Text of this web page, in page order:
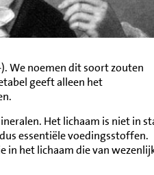
We noemen dit soort zouten
geeft alleen het
Het lichaam is niet in
essentiële voedingsstoffen.
in het lichaam die van